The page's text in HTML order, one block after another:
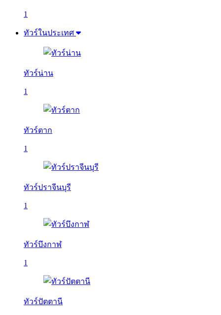
1
ทัวร์ในประเทศ
ทัวร์น่าน
1
ทัวร์ตาก
1
ทัวร์ปราจีนบุรี
1
ทัวร์บึงกาฬ
1
ทัวร์ปัตตานี